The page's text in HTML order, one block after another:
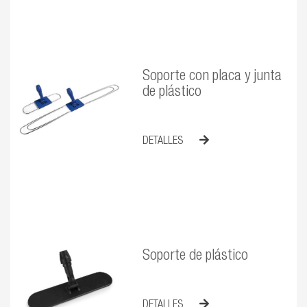
Soporte con placa y junta
de plástico
DETALLES
Soporte de plástico